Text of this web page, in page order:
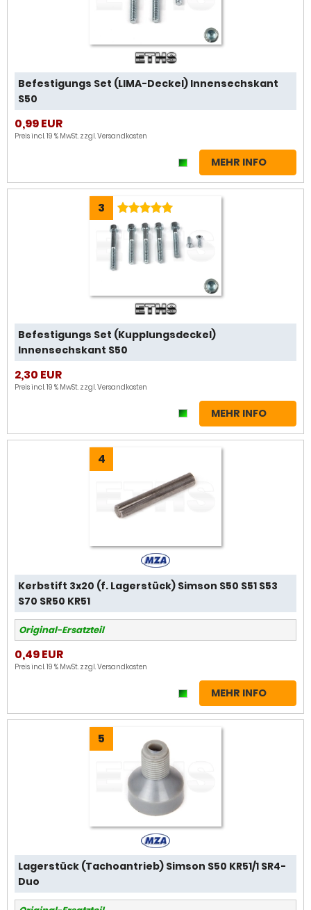
Befestigungs Set (LIMA-Deckel) Innensechskant
S50
0,99 EUR
Preis incl. 19 % MwSt. zzgl.Versandkosten
MEHR INFO
3
Befestigungs Set (Kupplungsdeckel)
Innensechskant S50
2,30 EUR
Preis incl. 19 % MwSt. zzgl.Versandkosten
MEHR INFO
4
Kerbstift 3x20 (f. Lagerstück) Simson S50 S51 S53
S70 SR50 KR51
Original-Ersatzteil
0,49 EUR
Preis incl. 19 % MwSt. zzgl.Versandkosten
MEHR INFO
5
Lagerstück (Tachoantrieb) Simson S50 KR51/1 SR4-
Duo